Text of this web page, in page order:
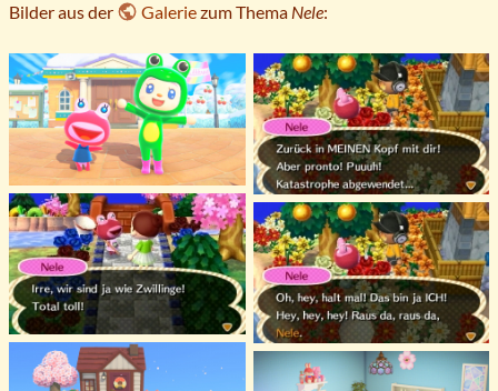
Bilder aus der Galeriezum Thema Nele: